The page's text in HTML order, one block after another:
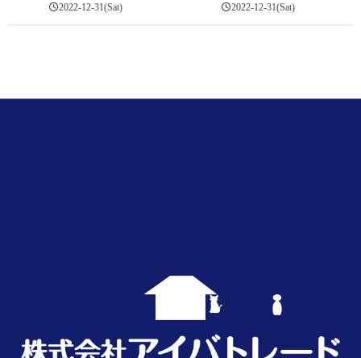
2022-12-31(Sat) 2022-12-31(Sat)